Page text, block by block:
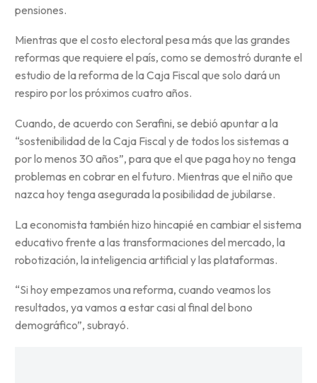
pensiones.
Mientras que el costo electoral pesa más que las grandes
reformas que requiere el país, como se demostró durante el
estudio de la reforma de la Caja Fiscal que solo dará un
respiro por los próximos cuatro años.
Cuando, de acuerdo con Serafini, se debió apuntar a la
“sostenibilidad de la Caja Fiscal y de todos los sistemas a
por lo menos 30 años”, para que el que paga hoy no tenga
problemas en cobrar en el futuro. Mientras que el niño que
nazca hoy tenga asegurada la posibilidad de jubilarse.
La economista también hizo hincapié en cambiar el sistema
educativo frente a las transformaciones del mercado, la
robotización, la inteligencia artificial y las plataformas.
“Si hoy empezamos una reforma, cuando veamos los
resultados, ya vamos a estar casi al final del bono
demográfico”, subrayó.